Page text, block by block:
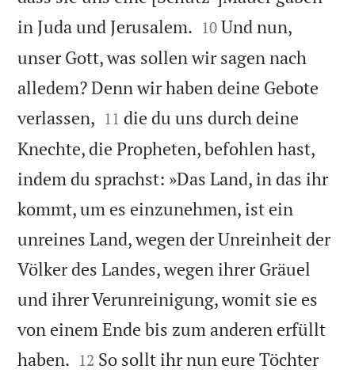
in Juda und Jerusalem. 

10 Und nun,
unser Gott, was sollen wir sagen nach
alledem? Denn wir haben deine Gebote
verlassen, 

11 die du uns durch deine
Knechte, die Propheten, befohlen hast,
indem du sprachst: »Das Land, in das ihr
kommt, um es einzunehmen, ist ein
unreines Land, wegen der Unreinheit der
Völker des Landes, wegen ihrer Gräuel
und ihrer Verunreinigung, womit sie es
von einem Ende bis zum anderen erfüllt
haben. 

12 So sollt ihr nun eure Töchter